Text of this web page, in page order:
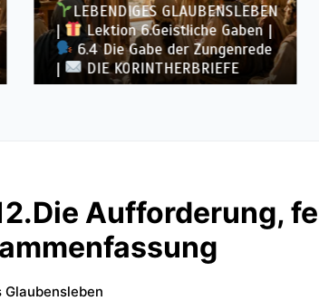
Gaben |
LEBENDIGES
|
Lektion 6.Geistliche
6.3 Der bessere Weg |
KORINTHERBRIEFE
Aufforderung,
Glaubensleben